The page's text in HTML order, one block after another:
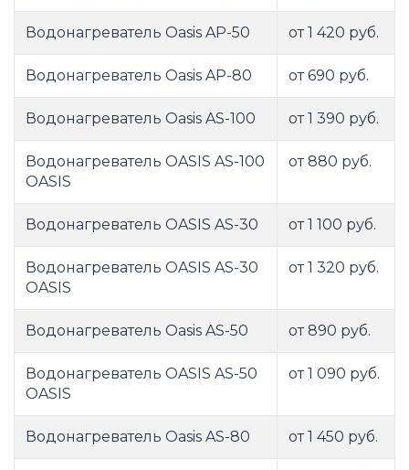
Водонагреватель Oasis AP-50 от 1 420 руб.
Водонагреватель Oasis AP-80 от 690 руб.
Водонагреватель Oasis AS-100 от 1 390 руб.
Водонагреватель OASIS AS-100
OASIS
от 880 руб.
Водонагреватель OASIS AS-30 от 1 100 руб.
Водонагреватель OASIS AS-30
OASIS
от 1 320 руб.
Водонагреватель Oasis AS-50 от 890 руб.
Водонагреватель OASIS AS-50
OASIS
от 1 090 руб.
Водонагреватель Oasis AS-80 от 1 450 руб.